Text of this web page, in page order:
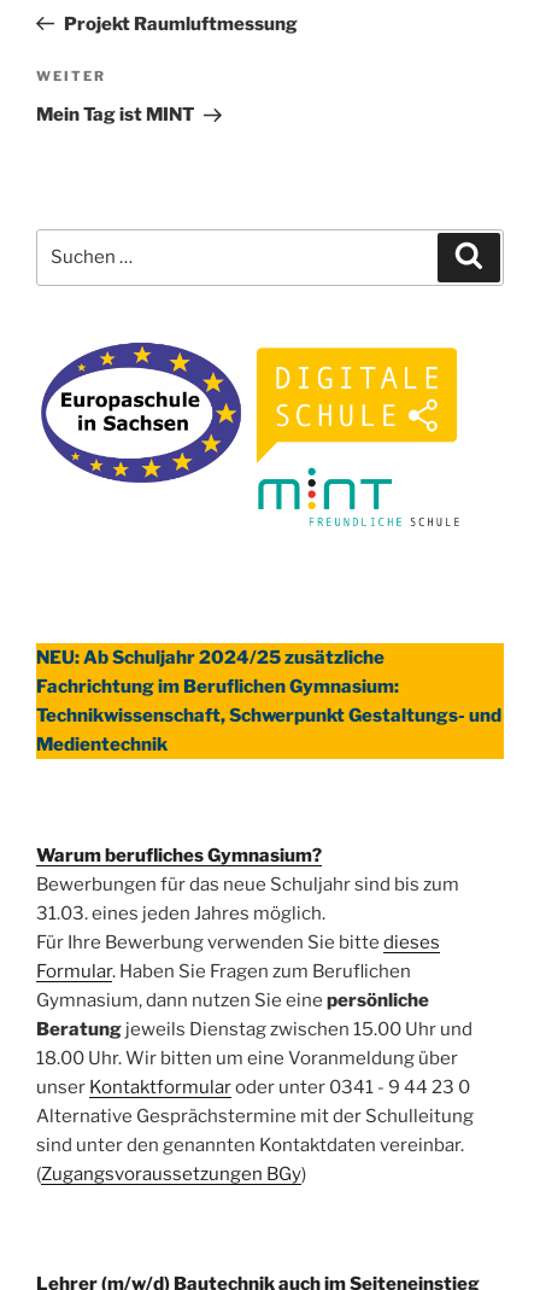
Beitrag
Projekt Raumluftmessung
Nächster
Beitrag
WEITER
Mein Tag ist MINT
nach:
NEU: Ab Schuljahr 2024/25 zusätzliche
Fachrichtung im Beruflichen Gymnasium:
Technikwissenschaft, Schwerpunkt Gestaltungs- und
Medientechnik
Warum berufliches Gymnasium?
Bewerbungen für das neue Schuljahr sind bis zum
31.03. eines jeden Jahres möglich.
Für Ihre Bewerbung verwenden Sie bitte dieses
Formular. Haben Sie Fragen zum Beruflichen
Gymnasium, dann nutzen Sie eine persönliche
Beratung jeweils Dienstag zwischen 15.00 Uhr und
18.00 Uhr. Wir bitten um eine Voranmeldung über
unser Kontaktformularoder unter 0341 - 9 44 23 0
Alternative Gesprächstermine mit der Schulleitung
sind unter den genannten Kontaktdaten vereinbar.
(Zugangsvoraussetzungen BGy)
Lehrer (m/w/d) Bautechnik auch im Seiteneinstieg